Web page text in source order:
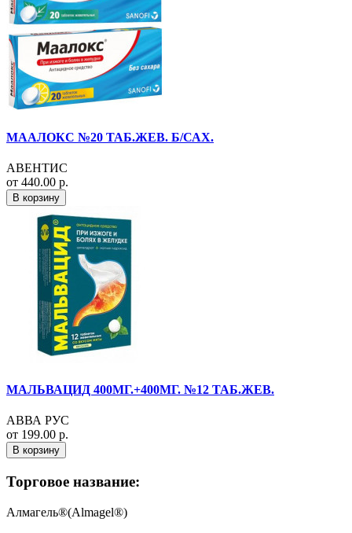
МААЛОКС №20 ТАБ.ЖЕВ. Б/САХ.
АВЕНТИС
от 440.00 р.
В корзину
МАЛЬВАЦИД 400МГ.+400МГ. №12 ТАБ.ЖЕВ.
АВВА РУС
от 199.00 р.
В корзину
Торговое название:
Алмагель®(Almagel®)